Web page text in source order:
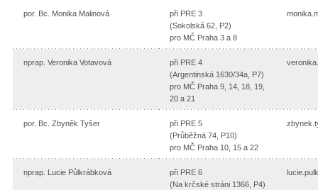
por. Bc. Monika Malinová
při PRE 3
(Sokolská 62, P2)
pro MČ Praha 3 a 8
nprap. Veronika Votavová
při PRE 4
(Argentinská 1630/34a, P7)
pro MČ Praha 9, 14, 18, 19,
20 a 21
por. Bc. Zbyněk Tyšer
při PRE 5
(Průběžná 74, P10)
pro MČ Praha 10, 15 a 22
nprap. Lucie Půlkrábková
při PRE 6
(Na krčské stráni 1366, P4)